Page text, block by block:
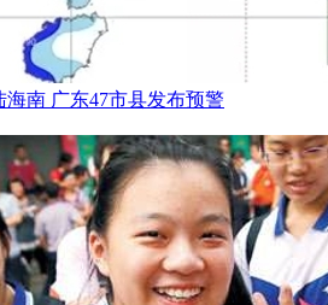
海南 广东47市县发布预警